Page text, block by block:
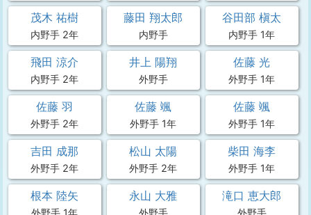
茂木 祐樹
内野手 2年
藤田 翔太郎
内野手
谷田部 槇太
内野手 1年
飛田 涼介
内野手 2年
井上 陽翔
外野手
佐藤 光
外野手 1年
佐藤 羽
外野手 2年
佐藤 颯
外野手 1年
佐藤 颯
外野手 1年
吉田 成那
外野手 2年
松山 太陽
外野手 2年
柴田 海李
外野手 1年
根本 陸矢
外野手 1年
永山 大雅
外野手
滝口 恵大郎
外野手